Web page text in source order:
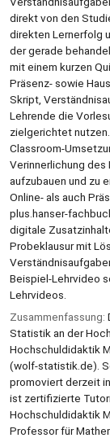
direkt von den
direkten Lernerfolg
der gerade
mit einem kurzen
Präsenz- sowie
Skript,
Lehrende die
zielgerichtet
Classroom-
Verinnerlichung
aufzubauen und zu
Online- als auch
plus.hanser-
digitale
Probeklausur mit
Beispiel-Lehrvideo
Lehrvideos.
Zusammenfassung:
Statistik an der
Hochschuldidaktik
(wolf-statistik.de).
promoviert derzeit
ist zertifizierte
Hochschuldidaktik
Professor für